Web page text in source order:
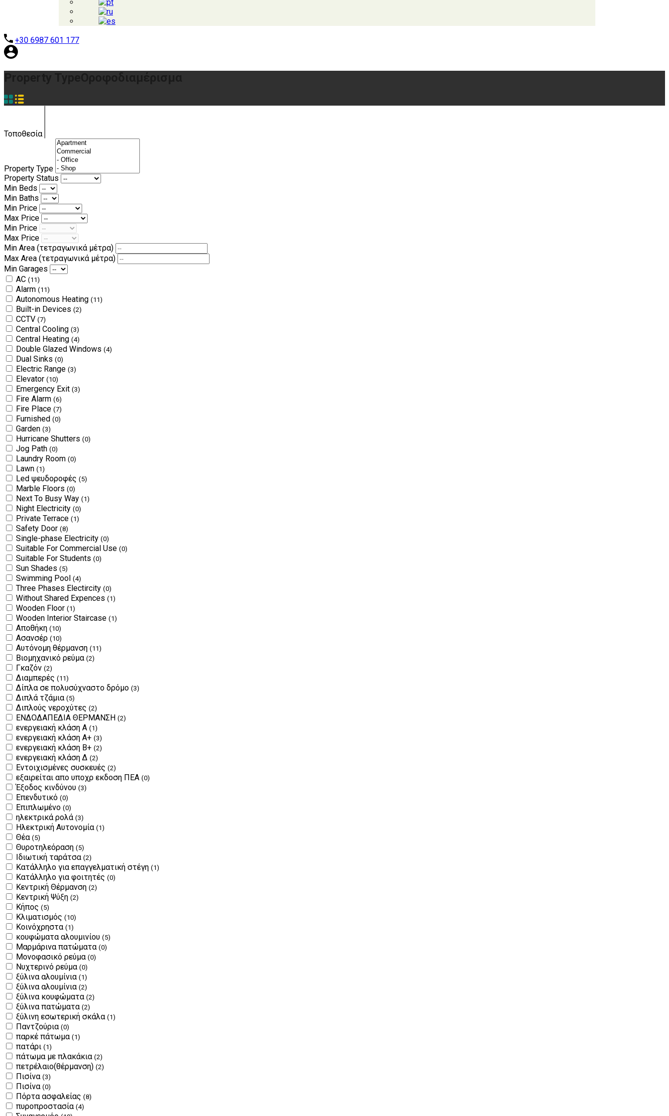
+30 6987 601 177
Τοποθεσία
Property Type
Property Status
Min Beds
Min Baths
Min Price
Max Price
Min Price
Max Price
Min Area (τετραγωνικά μέτρα)
Max Area (τετραγωνικά μέτρα)
Min Garages
AC (11)
Alarm (11)
Autonomous Heating (11)
Built-in Devices (2)
CCTV (7)
Central Cooling (3)
Central Heating (4)
Double Glazed Windows (4)
Dual Sinks (0)
Electric Range (3)
Elevator (10)
Emergency Exit (3)
Fire Alarm (6)
Fire Place (7)
Furnished (0)
Garden (3)
Hurricane Shutters (0)
Jog Path (0)
Laundry Room (0)
Lawn (1)
Led ψευδοροφές (5)
Marble Floors (0)
Next To Busy Way (1)
Night Electricity (0)
Private Terrace (1)
Safety Door (8)
Single-phase Electricity (0)
Suitable For Commercial Use (0)
Suitable For Students (0)
Sun Shades (5)
Swimming Pool (4)
Three Phases Electircity (0)
Without Shared Expences (1)
Wooden Floor (1)
Wooden Interior Staircase (1)
Αποθήκη (10)
Ασανσέρ (10)
Αυτόνομη θέρμανση (11)
Βιομηχανικό ρεύμα (2)
Γκαζόν (2)
Διαμπερές (11)
Δίπλα σε πολυσύχναστο δρόμο (3)
Διπλά τζάμια (5)
Διπλούς νεροχύτες (2)
ΕΝΔΟΔΑΠΕΔΙΑ ΘΕΡΜΑΝΣΗ (2)
ενεργειακή κλάση Α (1)
ενεργειακή κλάση Α+ (3)
ενεργειακή κλάση Β+ (2)
ενεργειακή κλάση Δ (2)
Εντοιχισμένες συσκευές (2)
εξαιρείται απο υποχρ εκδοση ΠΕΑ (0)
Έξοδος κινδύνου (3)
Επενδυτικό (0)
Επιπλωμένο (0)
ηλεκτρικά ρολά (3)
Ηλεκτρική Αυτονομία (1)
Θέα (5)
Θυροτηλεόραση (5)
Ιδιωτική ταράτσα (2)
Κατάλληλο για επαγγελματική στέγη (1)
Κατάλληλο για φοιτητές (0)
Κεντρική Θέρμανση (2)
Κεντρική Ψύξη (2)
Κήπος (5)
Κλιματισμός (10)
Κοινόχρηστα (1)
κουφώματα αλουμινίου (5)
Μαρμάρινα πατώματα (0)
Μονοφασικό ρεύμα (0)
Νυχτερινό ρεύμα (0)
ξύλινα αλουμίνια (1)
ξύλινα αλουμίνια (2)
ξύλινα κουφώματα (2)
ξύλινα πατώματα (2)
ξύλινη εσωτερική σκάλα (1)
Παντζούρια (0)
παρκέ πάτωμα (1)
πατάρι (1)
πάτωμα με πλακάκια (2)
πετρέλαιο(θέρμανση) (2)
Πισίνα (3)
Πισίνα (0)
Πόρτα ασφαλείας (8)
πυροπροστασία (4)